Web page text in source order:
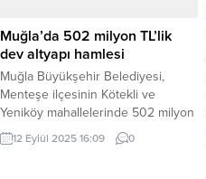
olan Phuket, artık yurtdışında mülk
arayan Avrupalı aileler, emekliler ve
yatırımcılar için en gözde
destinasyonlardan...
Muğla’da 502 milyon TL’lik
dev altyapı hamlesi
Muğla Büyükşehir Belediyesi,
Menteşe ilçesinin Kötekli ve
Yeniköy mahallelerinde 502 milyon
28 bin TL bedelle yol ve alt yapı
yatırımı başlatıyor. MUĞLA (İGFA) –
12 Eylül 2025 16:09 0